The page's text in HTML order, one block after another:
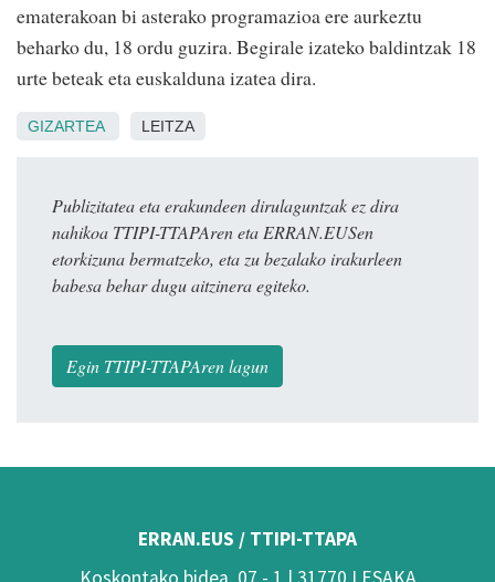
ematerakoan bi asterako programazioa ere aurkeztu
beharko du, 18 ordu guzira. Begirale izateko baldintzak 18
urte beteak eta euskalduna izatea dira.
GIZARTEA LEITZA
Publizitatea eta erakundeen dirulaguntzak ez dira
nahikoa TTIPI-TTAPAren eta ERRAN.EUSen
etorkizuna bermatzeko, eta zu bezalako irakurleen
babesa behar dugu aitzinera egiteko.
Egin TTIPI-TTAPAren lagun
ERRAN.EUS / TTIPI-TTAPA
Koskontako bidea, 07 - 1 | 31770 LESAKA